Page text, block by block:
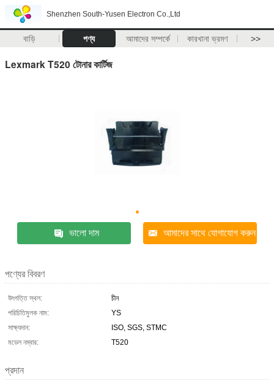
Shenzhen South-Yusen Electron Co.,Ltd
বাড়ি পণ্য আমাদের সম্পর্কে কারখানা ভ্রমণ >>
Lexmark T520 টোনার কার্টিজ
ভালো দাম আমাদের সাথে যোগাযোগ করুন
পণ্যের বিবরণ
উৎপত্তি স্থল:
চীন
পরিচিতিমুলক নাম:
YS
সাক্ষ্যদান:
ISO, SGS, STMC
মডেল নম্বার:
T520
প্রদান